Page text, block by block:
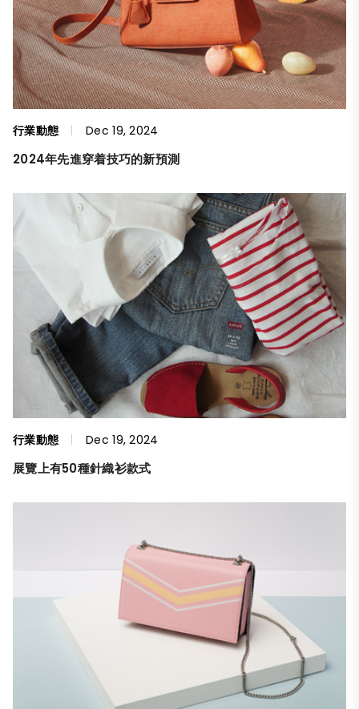
行業動態 Dec 19, 2024
2024年先進穿着技巧的新預測
行業動態 Dec 19, 2024
展覽上有50種針織衫款式